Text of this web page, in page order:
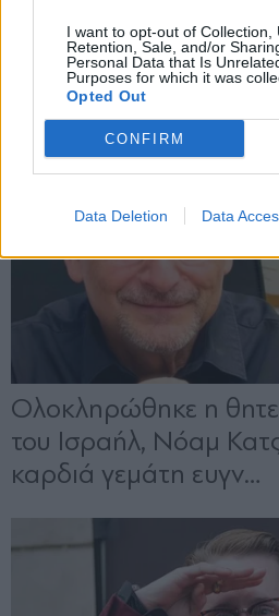
I want to opt-out of Collection,
Retention, Sale, and/or
Personal Data that Is
Purposes for which it was
Opted Out
CONFIRM
Data Deletion Data
X